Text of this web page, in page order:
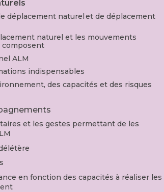
déplacement naturel et de déplacement
naturel et les mouvements
composent
ALM
indispensables
des capacités et des risques
et les gestes permettant de les
en fonction des capacités à réaliser les